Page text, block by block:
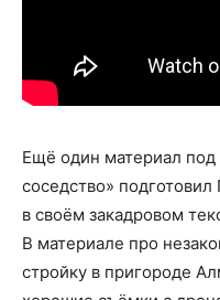
Ещё один материал
соседство»
в своём закадровом
В материале про
стройку в пригороде